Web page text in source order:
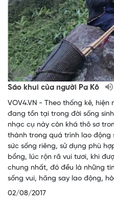
Sáo khui của người Pa Kô
VOV4.VN - ​Theo thống kê,
đang tồn tại trong đời sống
nhạc cụ này còn khá thô sơ
thành trong quá trình lao động
sức sống riêng, sử dụng phù
bổng, lúc rộn rã vui tươi, khi
chung nhất, đó đều là những
sống vui, hăng say lao động,
02/08/2017